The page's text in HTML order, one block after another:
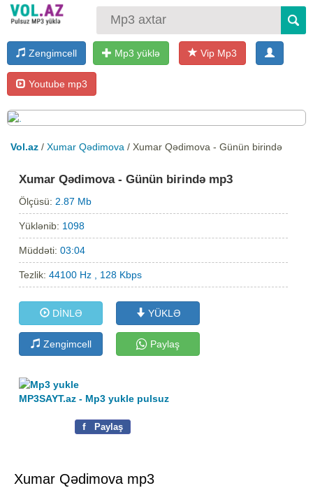
Zengimcell Mp3 yüklə Vip Mp3
Youtube mp3
Vol.az / Xumar Qədimova / Xumar Qədimova - Günün birində
Xumar Qədimova - Günün birində mp3
Ölçüsü: 2.87 Mb
Yüklənib: 1098
Müddəti:03:04
Tezlik:44100 Hz , 128 Kbps
DİNLƏ YÜKLƏ
Zengimcell Paylaş
MP3SAYT.az - Mp3 yukle pulsuz
f Paylaş
Xumar Qədimova mp3